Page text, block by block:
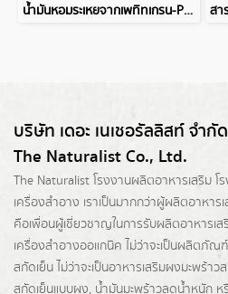
น้ำมันหอมระเหยจากเพทิทเกรน-PETITGRAIN-NEROLI ESSENTIAL OIL
บริษัท เดอะ เนเชอรัลลิสท์ จำกัด
The Naturalist Co., Ltd.
The Naturalist โรงงานผลิตอาหารเสริม โ
เครื่องสำอาง เราเป็นมากกว่าผู้ผลิตอาหาร
คือเพื่อนผู้เชี่ยวชาญในการรับผลิตอาหารเ
เครื่องสำอางออแกนิค ไม่ว่าจะเป็นผลิตภั
สกัดเย็น ไม่ว่าจะเป็นอาหารเสริมผงมะพร้
สกัดเย็นแบบผง, น้ำมันมะพร้าวลดน้ำหนัก ห